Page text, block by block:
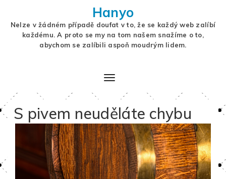
Hanyo
Nelze v žádném případě doufat v to, že se každý web zalíbí
každému. A proto se my na tom našem snažíme o to,
abychom se zalíbili aspoň moudrým lidem.
S pivem neuděláte chybu